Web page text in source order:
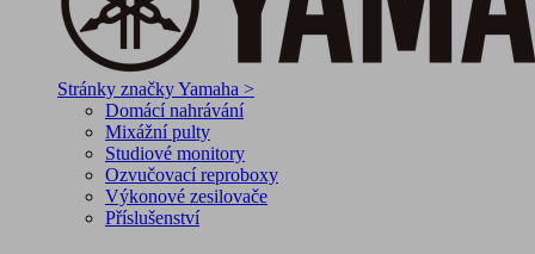
Stránky značky Yamaha >
Domácí nahrávání
Mixážní pulty
Studiové monitory
Ozvučovací reproboxy
Výkonové zesilovače
Příslušenství